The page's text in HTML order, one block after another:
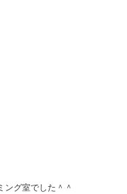
ング室でした＾＾